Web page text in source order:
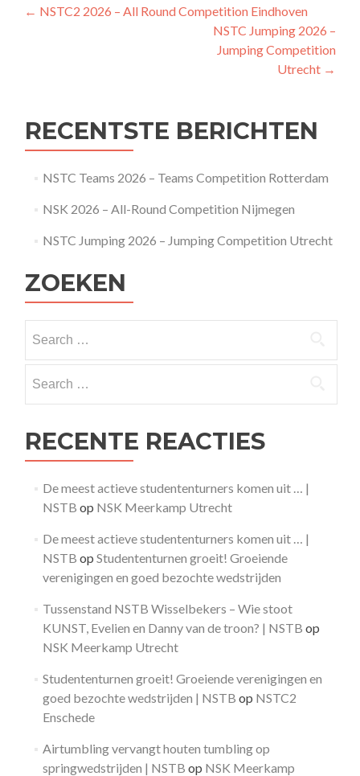
Post
← NSTC2 2026 – All Round Competition Eindhoven
NSTC Jumping 2026 –
Jumping Competition
Utrecht →
RECENTSTE BERICHTEN
NSTC Teams 2026 – Teams Competition Rotterdam
NSK 2026 – All-Round Competition Nijmegen
NSTC Jumping 2026 – Jumping Competition Utrecht
ZOEKEN
for:
for:
RECENTE REACTIES
De meest actieve studententurners komen uit … |
NSTB op NSK Meerkamp Utrecht
De meest actieve studententurners komen uit … |
NSTB op Studententurnen groeit! Groeiende
verenigingen en goed bezochte wedstrijden
Tussenstand NSTB Wisselbekers – Wie stoot
KUNST, Evelien en Danny van de troon? | NSTB op
NSK Meerkamp Utrecht
Studententurnen groeit! Groeiende verenigingen en
goed bezochte wedstrijden | NSTB op NSTC2
Enschede
Airtumbling vervangt houten tumbling op
springwedstrijden | NSTB op NSK Meerkamp